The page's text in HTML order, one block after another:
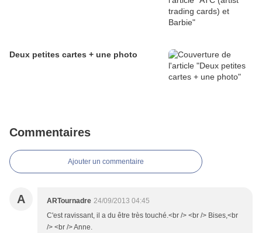
Deux petites cartes + une photo
Commentaires
Ajouter un commentaire
A ARTournadre 24/09/2013 04:45
C'est ravissant, il a du être très touché.<br /> <br /> Bises,<br
/> <br /> Anne.